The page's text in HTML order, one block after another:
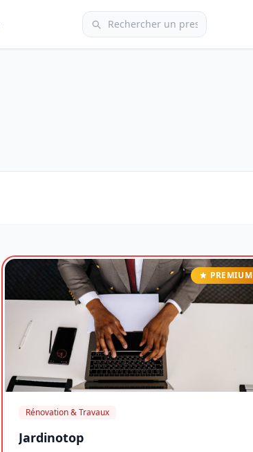
PREMIUM
Rénovation & Travaux
Jardinotop